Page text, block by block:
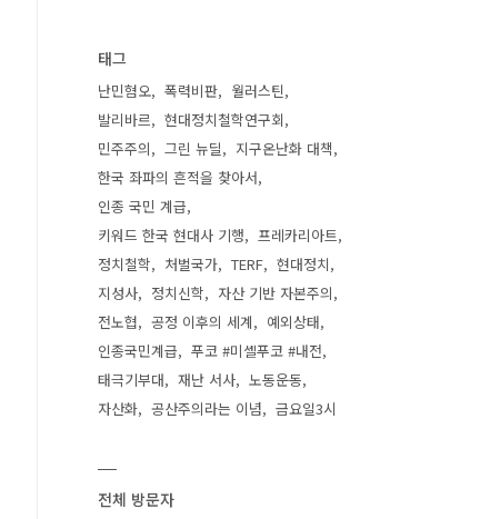
태그
난민혐오 폭력비판
월러스틴
발리바르
현대정치철학연구회
민주주의
그린 뉴딜
지구온난화 대책
한국 좌파의 흔적을 찾아서
인종 국민 계급
키워드 한국 현대사 기행
프레카리아트
정치철학
처벌국가 TERF
현대정치
지성사
정치신학
자산 기반 자본주의
전노협
공정 이후의 세계
예외상태
인종국민계급
푸코 #미셸푸코 #내전
태극기부대
재난 서사
노동운동
자산화
공산주의라는 이념 금요일3시
전체 방문자